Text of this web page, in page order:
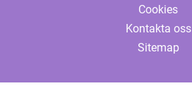
Cookies
Kontakta oss
Sitemap